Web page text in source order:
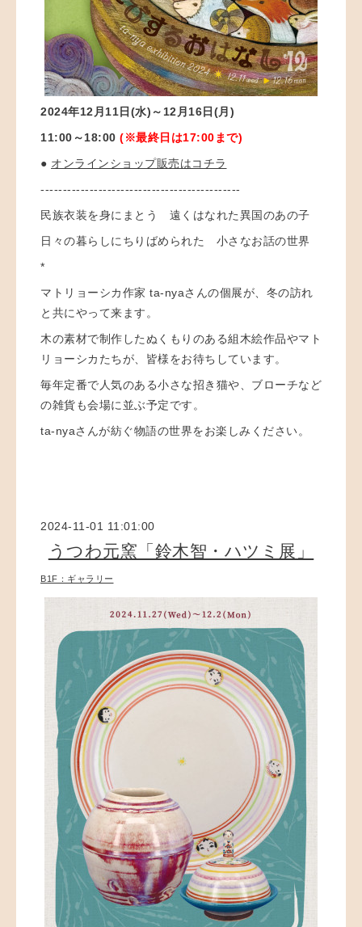
2024年12月11日(水)～12月16日(月)
11:00～18:00 (※最終日は17:00まで)
● オンラインショップ販売はコチラ
---------------------------------------------
民族衣装を身にまとう 遠くはなれた異国のあの子
日々の暮らしにちりばめられた 小さなお話の世界
*
マトリョーシカ作家 ta-nyaさんの個展が、冬の訪れ
と共にやって来ます。
木の素材で制作したぬくもりのある組木絵作品やマト
リョーシカたちが、皆様をお待ちしています。
毎年定番で人気のある小さな招き猫や、ブローチなど
の雑貨も会場に並ぶ予定です。
ta-nyaさんが紡ぐ物語の世界をお楽しみください。
2024-11-01 11:01:00
うつわ元窯「鈴木智・ハツミ展」
B1F：ギャラリー